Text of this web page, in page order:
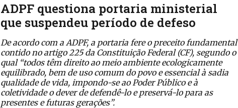
ADPF questiona portaria ministerial
que suspendeu período de defeso
De acordo com a ADPF, a portaria fere o preceito fundamental
contido no artigo 225 da Constituição Federal (CF), segundo o
qual “todos têm direito ao meio ambiente ecologicamente
equilibrado, bem de uso comum do povo e essencial à sadia
qualidade de vida, impondo-se ao Poder Público e à
coletividade o dever de defendê-lo e preservá-lo para as
presentes e futuras gerações”.